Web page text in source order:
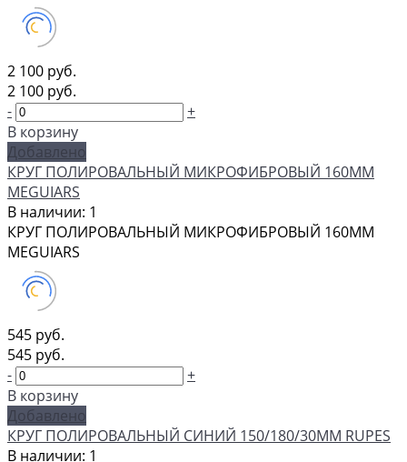
2 100 руб.
2 100 руб.
-
+
В корзину
Добавлено
КРУГ ПОЛИРОВАЛЬНЫЙ МИКРОФИБРОВЫЙ 160ММ
MEGUIARS
В наличии: 1
КРУГ ПОЛИРОВАЛЬНЫЙ МИКРОФИБРОВЫЙ 160ММ
MEGUIARS
545 руб.
545 руб.
-
+
В корзину
Добавлено
КРУГ ПОЛИРОВАЛЬНЫЙ СИНИЙ 150/180/30ММ RUPES
В наличии: 1